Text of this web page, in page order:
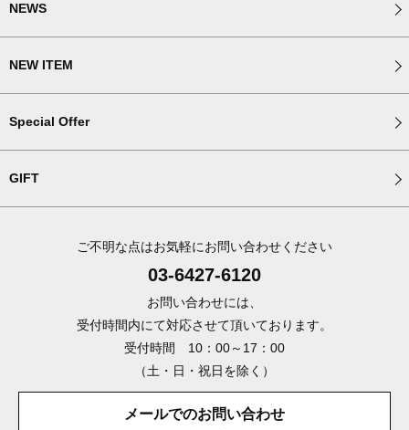
NEWS
NEW ITEM
Special Offer
GIFT
ご不明な点はお気軽にお問い合わせください
03-6427-6120
お問い合わせには、
受付時間内にて対応させて頂いております。
受付時間 10：00～17：00
（土・日・祝日を除く）
メールでのお問い合わせ